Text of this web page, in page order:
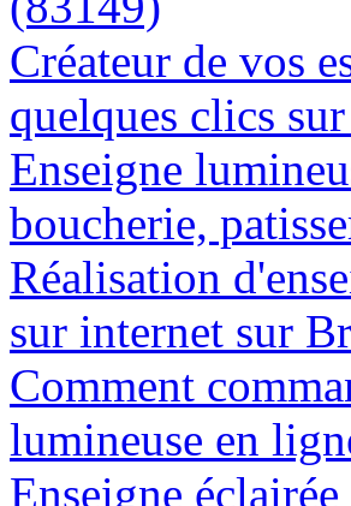
Créateur de vos
quelques clics
Enseigne
boucherie,
Réalisation
sur internet sur
Comment
lumineuse en
Enseigne